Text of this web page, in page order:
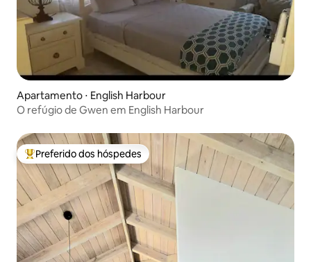
Apartamento ⋅ English Harbour
O refúgio de Gwen em English Harbour
Entre os melhores preferidos dos hóspedes
Preferido dos hóspedes